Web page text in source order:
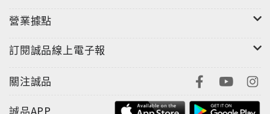
營業據點
訂閱誠品線上電子報
關注誠品
誠品APP